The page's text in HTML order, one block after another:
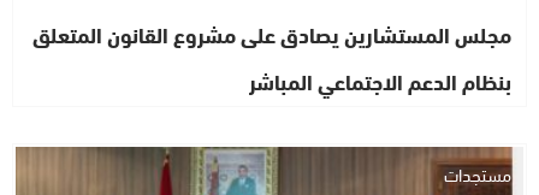
مجلس المستشارين يصادق على مشروع القانون المتعلق
بنظام الدعم الاجتماعي المباشر
مستجدات